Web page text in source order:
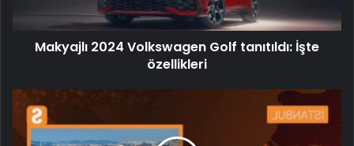
Makyajlı 2024 Volkswagen Golf tanıtıldı: İşte
özellikleri